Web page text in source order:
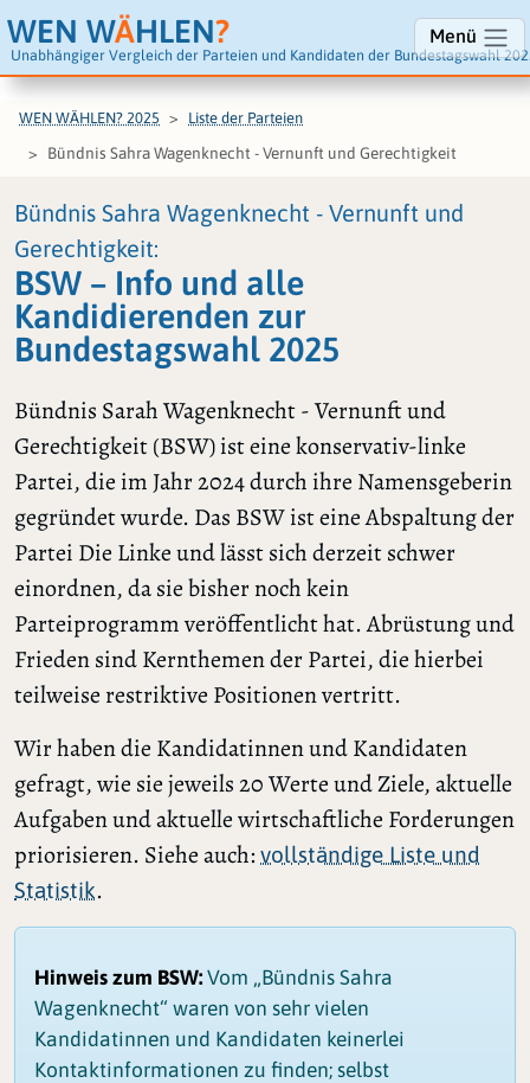
WEN WÄHLEN?
Unabhängiger Vergleich der Parteien und Kandidaten der Bundestagswahl
Menü
WEN WÄHLEN? 2025 Liste der Parteien
Bündnis Sahra Wagenknecht - Vernunft und Gerechtigkeit
Bündnis Sahra Wagenknecht - Vernunft und
Gerechtigkeit:
BSW – Info und alle
Kandidierenden zur
Bundestagswahl 2025
Bündnis Sarah Wagenknecht - Vernunft und
Gerechtigkeit (BSW) ist eine konservativ-linke
Partei, die im Jahr 2024 durch ihre Namensgeberin
gegründet wurde. Das BSW ist eine Abspaltung der
Partei Die Linke und lässt sich derzeit schwer
einordnen, da sie bisher noch kein
Parteiprogramm veröffentlicht hat. Abrüstung und
Frieden sind Kernthemen der Partei, die hierbei
teilweise restriktive Positionen vertritt.
Wir haben die Kandidatinnen und Kandidaten
gefragt, wie sie jeweils 20 Werte und Ziele, aktuelle
Aufgaben und aktuelle wirtschaftliche Forderungen
priorisieren. Siehe auch: vollständige Liste und
Statistik.
Hinweis zum BSW: Vom „Bündnis Sahra
Wagenknecht“ waren von sehr vielen
Kandidatinnen und Kandidaten keinerlei
Kontaktinformationen zu finden; selbst